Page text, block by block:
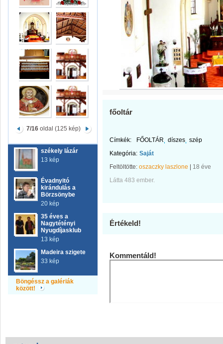
7/16oldal (125 kép)
székely lázár
13 kép
Évadnyitó
kirándulás a
Börzsönybe
20 kép
35 éves a
Nagytétényi
Nyugdíjasklub
13 kép
Madeira szigete
33 kép
Böngéssz a galériák
között!
főoltár
Címkék: FŐOLTÁR díszes szép
Kategória: Saját
Feltöltötte: oszaczky laszlone
18 éve
Látta 483 ember.
Értékeld!
Kommentáld!